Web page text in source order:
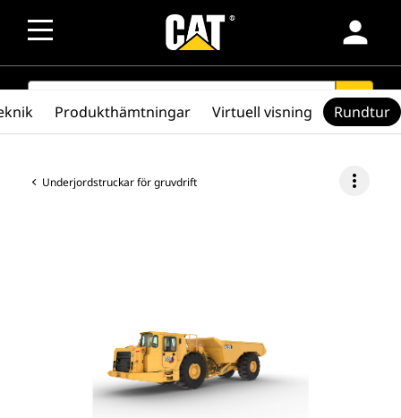
person
SEARCH search
Underjordstruckar för gruvdrift more_vert
Produkthämtningar Virtuell visning Rundtur